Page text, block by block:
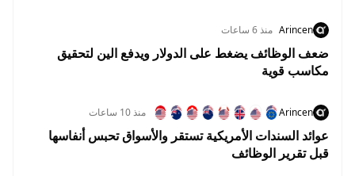
Arincen منذ 6 ساعات
ضعف الوظائف يضغط على الدولار ويدفع الين لتحقيق
مكاسب قوية
Arincen منذ 10 ساعات
عوائد السندات الأمريكية تستقر والأسواق تحبس أنفاسها
قبل تقرير الوظائف